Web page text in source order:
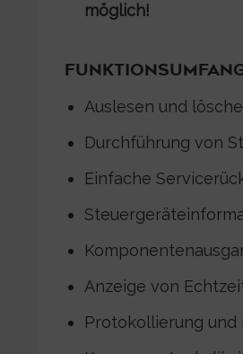
möglich!
Auslesen und
Durchführung von
Einfache
Anzeige von
Protokollierung